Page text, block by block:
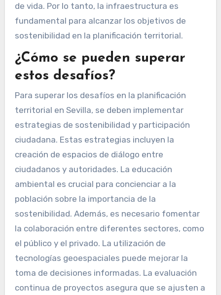
de vida. Por lo tanto, la infraestructura es
fundamental para alcanzar los objetivos de
sostenibilidad en la planificación territorial.
¿Cómo se pueden superar
estos desafíos?
Para superar los desafíos en la planificación
territorial en Sevilla, se deben implementar
estrategias de sostenibilidad y participación
ciudadana. Estas estrategias incluyen la
creación de espacios de diálogo entre
ciudadanos y autoridades. La educación
ambiental es crucial para concienciar a la
población sobre la importancia de la
sostenibilidad. Además, es necesario fomentar
la colaboración entre diferentes sectores, como
el público y el privado. La utilización de
tecnologías geoespaciales puede mejorar la
toma de decisiones informadas. La evaluación
continua de proyectos asegura que se ajusten a